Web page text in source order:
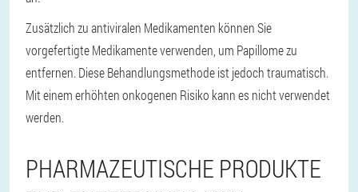
Zusätzlich zu antiviralen Medikamenten können Sie
vorgefertigte Medikamente verwenden, um Papillome zu
entfernen. Diese Behandlungsmethode ist jedoch traumatisch.
Mit einem erhöhten onkogenen Risiko kann es nicht verwendet
werden.
PHARMAZEUTISCHE PRODUKTE